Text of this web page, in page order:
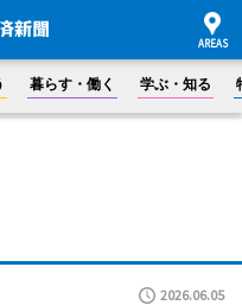
暮らす・働く 学ぶ・知る
2026.06.05